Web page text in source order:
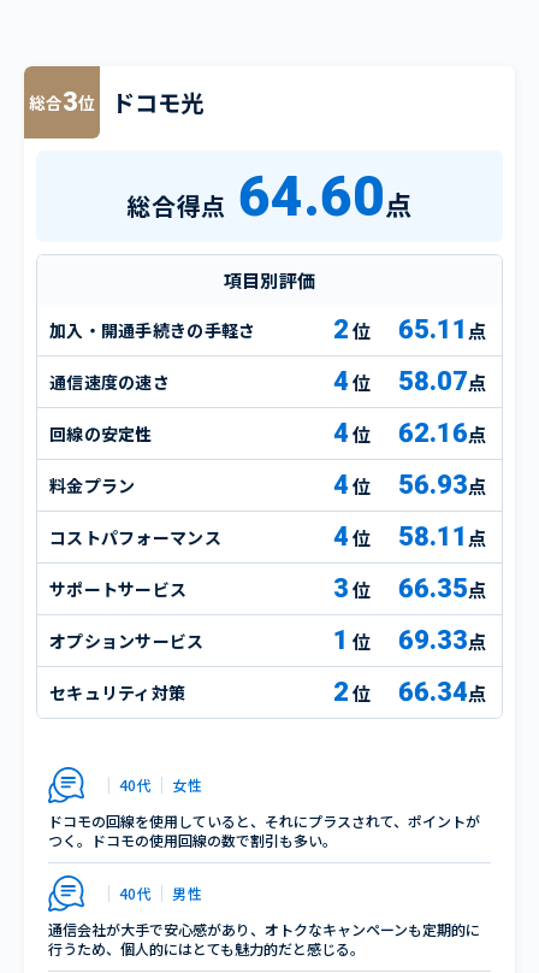
総合3位 ドコモ光
総合得点 64.60点
項目別評価
加入・開通手続きの手軽さ 2 65.11 点
通信速度の速さ 4 58.07点
回線の安定性 4 62.16点
料金プラン 4 56.93点
コストパフォーマンス 4 58.11 点
サポートサービス 3 66.35点
オプションサービス 1 69.33点
セキュリティ対策 2 66.34点
40代
女性
ドコモの回線を使用していると、それにプラスされて、ポイントが
つく。ドコモの使用回線の数で割引も多い。
40代
男性
通信会社が大手で安心感があり、オトクなキャンペーンも定期的に
行うため、個人的にはとても魅力的だと感じる。